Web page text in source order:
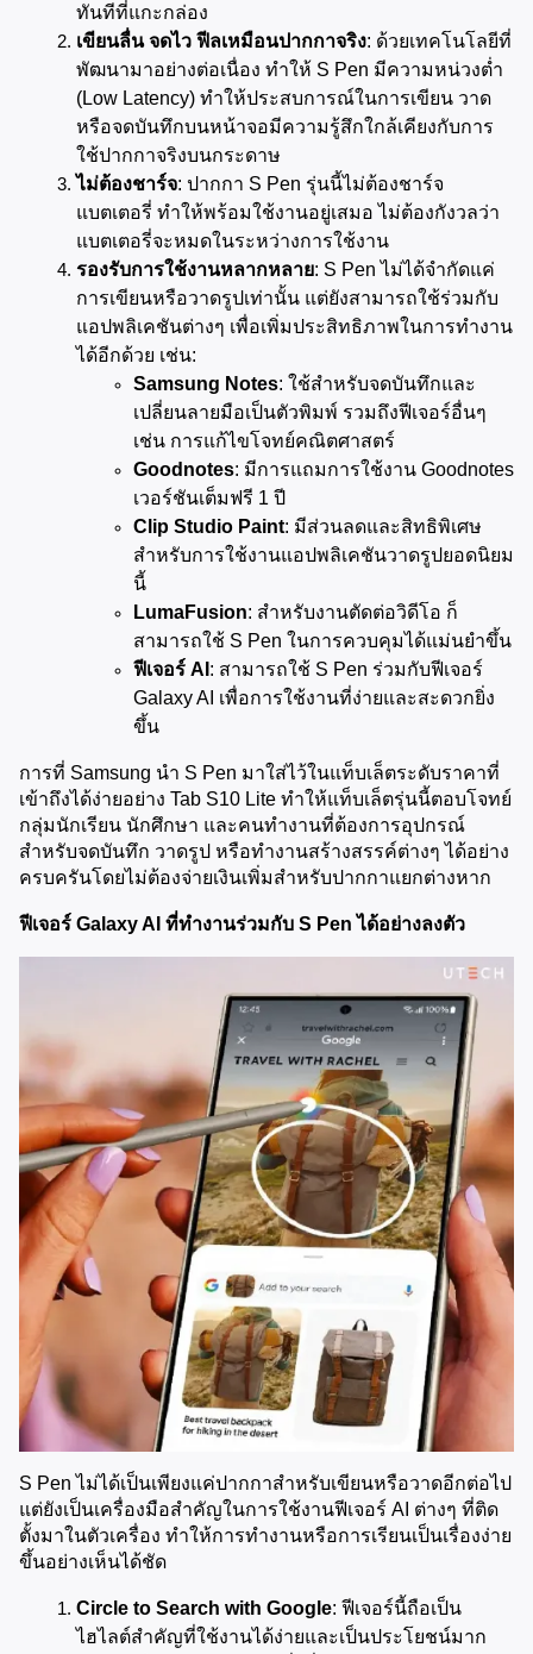
ทันทีที่แกะกล่อง
เขียนลื่น จดไว ฟีลเหมือนปากกาจริง: ด้วยเทคโนโลยีที่
พัฒนามาอย่างต่อเนื่อง ทำให้ S Pen มีความหน่วงต่ำ
(Low Latency) ทำให้ประสบการณ์ในการเขียน วาด
หรือจดบันทึกบนหน้าจอมีความรู้สึกใกล้เคียงกับการ
ใช้ปากกาจริงบนกระดาษ
ไม่ต้องชาร์จ: ปากกา S Pen รุ่นนี้ไม่ต้องชาร์จ
แบตเตอรี่ ทำให้พร้อมใช้งานอยู่เสมอ ไม่ต้องกังวลว่า
แบตเตอรี่จะหมดในระหว่างการใช้งาน
รองรับการใช้งานหลากหลาย: S Pen ไม่ได้จำกัดแค่
การเขียนหรือวาดรูปเท่านั้น แต่ยังสามารถใช้ร่วมกับ
แอปพลิเคชันต่างๆ เพื่อเพิ่มประสิทธิภาพในการทำงาน
ได้อีกด้วย เช่น:
Samsung Notes: ใช้สำหรับจดบันทึกและ
เปลี่ยนลายมือเป็นตัวพิมพ์ รวมถึงฟีเจอร์อื่นๆ
เช่น การแก้ไขโจทย์คณิตศาสตร์
Goodnotes: มีการแถมการใช้งาน Goodnotes
เวอร์ชันเต็มฟรี 1 ปี
Clip Studio Paint: มีส่วนลดและสิทธิพิเศษ
สำหรับการใช้งานแอปพลิเคชันวาดรูปยอดนิยม
นี้
LumaFusion: สำหรับงานตัดต่อวิดีโอ ก็
สามารถใช้ S Pen ในการควบคุมได้แม่นยำขึ้น
ฟีเจอร์ AI : สามารถใช้ S Pen ร่วมกับฟีเจอร์
Galaxy AI เพื่อการใช้งานที่ง่ายและสะดวกยิ่ง
ขึ้น
การที่ Samsung นำ S Pen มาใส่ไว้ในแท็บเล็ตระดับราคาที่
เข้าถึงได้ง่ายอย่าง Tab S10 Lite ทำให้แท็บเล็ตรุ่นนี้ตอบโจทย์
กลุ่มนักเรียน นักศึกษา และคนทำงานที่ต้องการอุปกรณ์
สำหรับจดบันทึก วาดรูป หรือทำงานสร้างสรรค์ต่างๆ ได้อย่าง
ครบครันโดยไม่ต้องจ่ายเงินเพิ่มสำหรับปากกาแยกต่างหาก
ฟีเจอร์ Galaxy AI ที่ทำงานร่วมกับ S Pen ได้อย่างลงตัว
S Pen ไม่ได้เป็นเพียงแค่ปากกาสำหรับเขียนหรือวาดอีกต่อไป
แต่ยังเป็นเครื่องมือสำคัญในการใช้งานฟีเจอร์ AI ต่างๆ ที่ติด
ตั้งมาในตัวเครื่อง ทำให้การทำงานหรือการเรียนเป็นเรื่องง่าย
ขึ้นอย่างเห็นได้ชัด
Circle to Search with Google: ฟีเจอร์นี้ถือเป็น
ไฮไลต์สำคัญที่ใช้งานได้ง่ายและเป็นประโยชน์มาก